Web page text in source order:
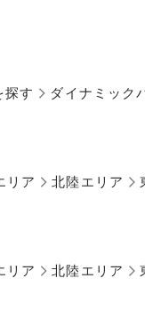
探す ダイナミック
リア 北陸エリア
リア 北陸エリア